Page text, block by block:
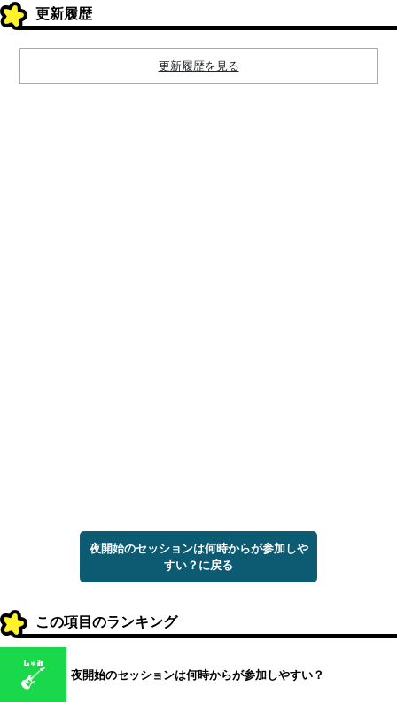
更新履歴
更新履歴を見る
夜開始のセッションは何時からが参加しや
すい？に戻る
この項目のランキング
夜開始のセッションは何時からが参加しやすい？